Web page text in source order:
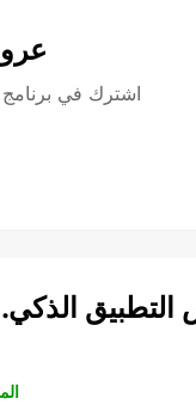
اشترك في برنامج